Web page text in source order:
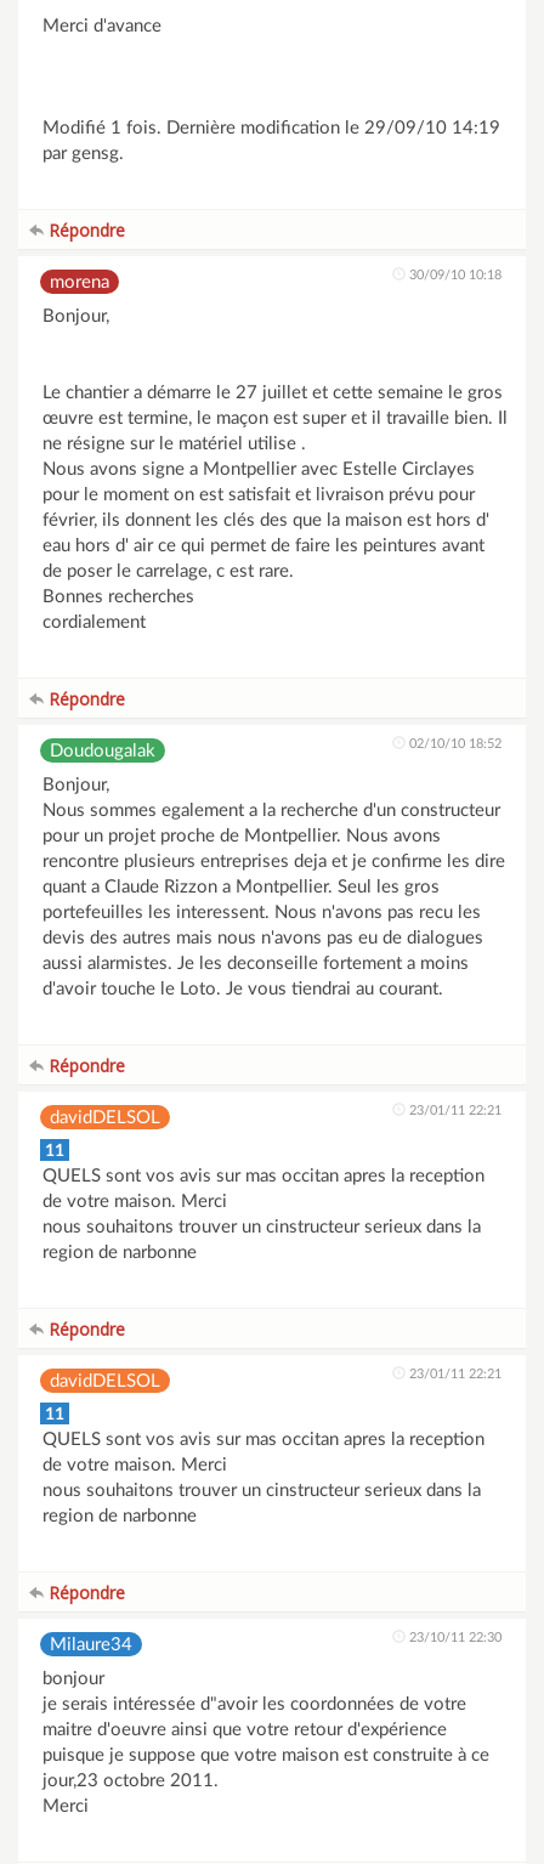
Merci d'avance
Modifié 1 fois. Dernière modification le 29/09/10 14:19
par gensg.
Répondre
morena 30/09/10 10:18
Bonjour,
Le chantier a démarre le 27 juillet et cette semaine le gros
œuvre est termine, le maçon est super et il travaille bien. Il
ne résigne sur le matériel utilise .
Nous avons signe a Montpellier avec Estelle Circlayes
pour le moment on est satisfait et livraison prévu pour
février, ils donnent les clés des que la maison est hors d'
eau hors d' air ce qui permet de faire les peintures avant
de poser le carrelage, c est rare.
Bonnes recherches
cordialement
Répondre
Doudougalak 02/10/10 18:52
Bonjour,
Nous sommes egalement a la recherche d'un constructeur
pour un projet proche de Montpellier. Nous avons
rencontre plusieurs entreprises deja et je confirme les dire
quant a Claude Rizzon a Montpellier. Seul les gros
portefeuilles les interessent. Nous n'avons pas recu les
devis des autres mais nous n'avons pas eu de dialogues
aussi alarmistes. Je les deconseille fortement a moins
d'avoir touche le Loto. Je vous tiendrai au courant.
Répondre
davidDELSOL 23/01/11 22:21
11
QUELS sont vos avis sur mas occitan apres la reception
de votre maison. Merci
nous souhaitons trouver un cinstructeur serieux dans la
region de narbonne
Répondre
davidDELSOL 23/01/11 22:21
11
QUELS sont vos avis sur mas occitan apres la reception
de votre maison. Merci
nous souhaitons trouver un cinstructeur serieux dans la
region de narbonne
Répondre
Milaure34 23/10/11 22:30
bonjour
je serais intéressée d"avoir les coordonnées de votre
maitre d'oeuvre ainsi que votre retour d'expérience
puisque je suppose que votre maison est construite à ce
jour,23 octobre 2011.
Merci